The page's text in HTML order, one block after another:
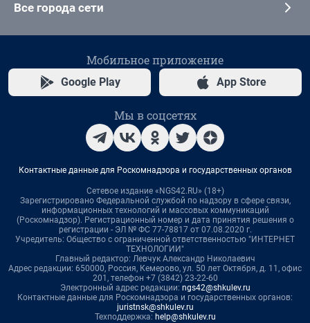
Все города сети
Мобильное приложение
Google Play App Store
Мы в соцсетях
Контактные данные для Роскомнадзора и государственных органов
Сетевое издание «NGS42.RU» (18+)
Зарегистрировано Федеральной службой по надзору в сфере связи,
информационных технологий и массовых коммуникаций
(Роскомнадзор). Регистрационный номер и дата принятия решения о
регистрации - ЭЛ № ФС 77-78817 от 07.08.2020 г.
Учредитель: Общество с ограниченной ответственностью "ИНТЕРНЕТ
ТЕХНОЛОГИИ"
Главный редактор: Левчук Александр Николаевич
Адрес редакции: 650000, Россия, Кемерово, ул. 50 лет Октября, д. 11, офис
201, телефон +7 (3842) 23-22-60
Электронный адрес редакции: ngs42@shkulev.ru
Контактные данные для Роскомнадзора и государственных органов:
juristnsk@shkulev.ru
Техподдержка: help@shkulev.ru